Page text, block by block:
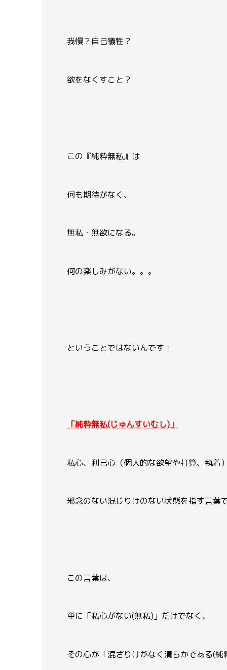
我慢？自己犠牲？
欲をなくすこと？
この『純粋無私』は
何も期待がなく、
無私・無欲になる。
何の楽しみがない。。。
ということではないんです！
「純粋無私(じゅんすいむし)」
私心、利己心（個人的な欲望や打算、執着
邪念のない混じりけのない状態を指す言葉
この言葉は、
単に「私心がない(無私)」だけでなく、
その心が「混ざりけがなく清らかである(純